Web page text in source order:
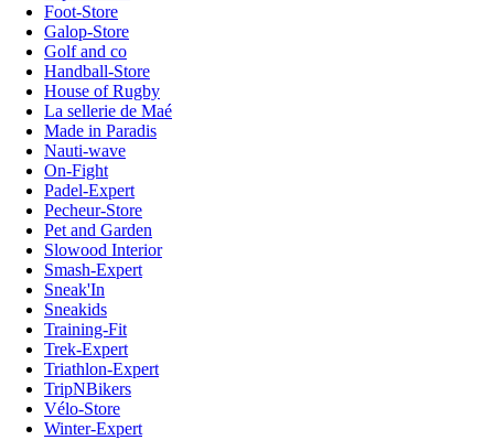
Foot-Store
Galop-Store
Golf and co
Handball-Store
House of Rugby
La sellerie de Maé
Made in Paradis
Nauti-wave
On-Fight
Padel-Expert
Pecheur-Store
Pet and Garden
Slowood Interior
Smash-Expert
Sneak'In
Sneakids
Training-Fit
Trek-Expert
Triathlon-Expert
TripNBikers
Vélo-Store
Winter-Expert